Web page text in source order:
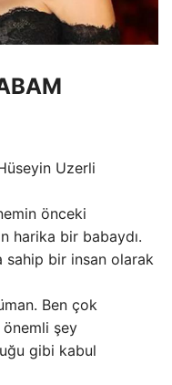
Uzerli
önceki
harika bir babaydı.
sahip bir insan olarak
Ben çok
şey
gibi kabul